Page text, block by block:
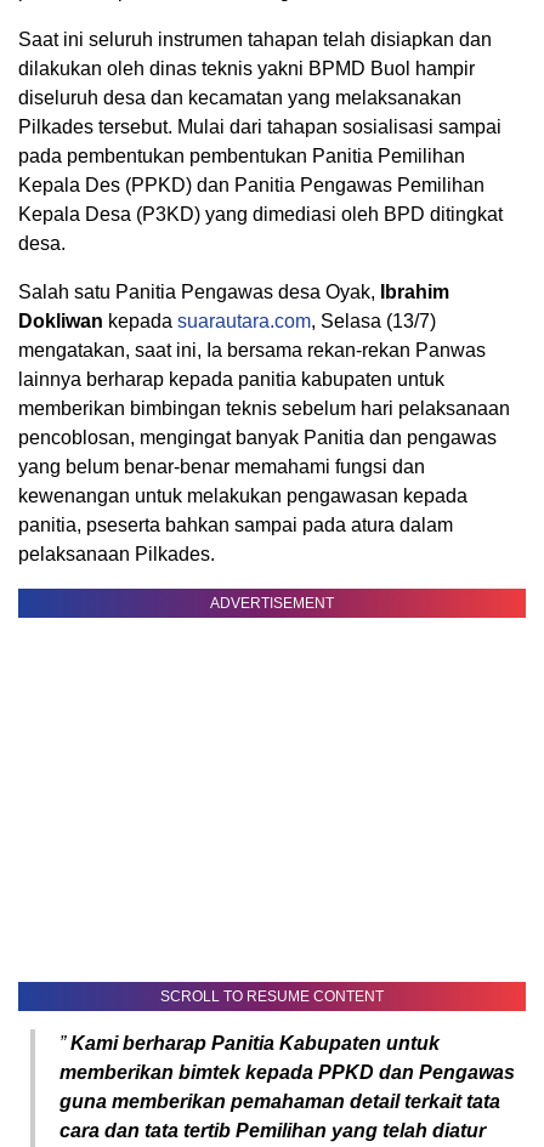
Saat ini seluruh instrumen tahapan telah disiapkan dan
dilakukan oleh dinas teknis yakni BPMD Buol hampir
diseluruh desa dan kecamatan yang melaksanakan
Pilkades tersebut. Mulai dari tahapan sosialisasi sampai
pada pembentukan pembentukan Panitia Pemilihan
Kepala Des (PPKD) dan Panitia Pengawas Pemilihan
Kepala Desa (P3KD) yang dimediasi oleh BPD ditingkat
desa.
Salah satu Panitia Pengawas desa Oyak,
Ibrahim
Dokliwan kepada suarautara.com, Selasa (13/7)
mengatakan, saat ini, Ia bersama rekan-rekan Panwas
lainnya berharap kepada panitia kabupaten untuk
memberikan bimbingan teknis sebelum hari pelaksanaan
pencoblosan, mengingat banyak Panitia dan pengawas
yang belum benar-benar memahami fungsi dan
kewenangan untuk melakukan pengawasan kepada
panitia, pseserta bahkan sampai pada atura dalam
pelaksanaan Pilkades.
ADVERTISEMENT
SCROLL TO RESUME CONTENT
”Kami berharap Panitia Kabupaten untuk
memberikan bimtek kepada PPKD dan Pengawas
guna memberikan pemahaman detail terkait tata
cara dan tata tertib Pemilihan yang telah diatur